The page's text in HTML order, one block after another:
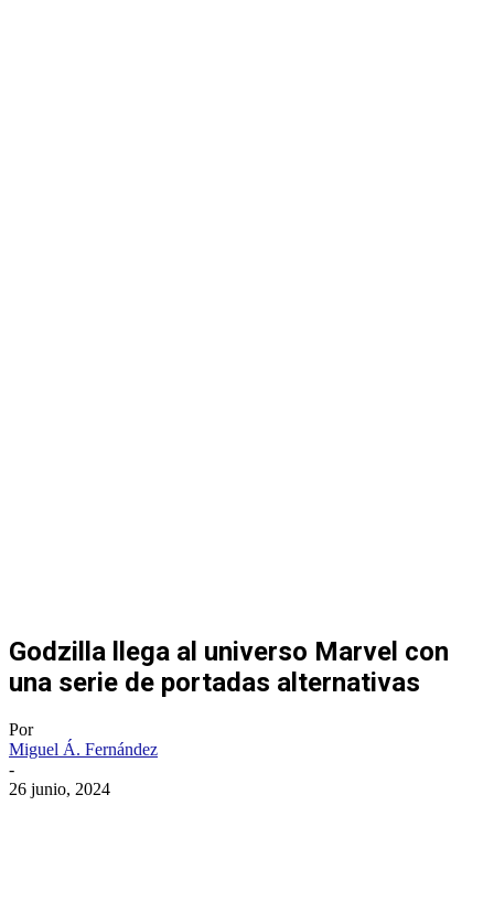
Godzilla llega al universo Marvel con
una serie de portadas alternativas
Por
Miguel Á. Fernández
-
26 junio, 2024